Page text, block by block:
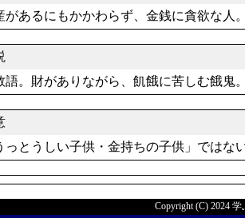
があるにもかかわらず、金銭に貪欲な人
語。財がありながら、飢餓に苦しむ餓鬼
っとうしい子供・金持ちの子供」ではな
Copyright (C) 2024